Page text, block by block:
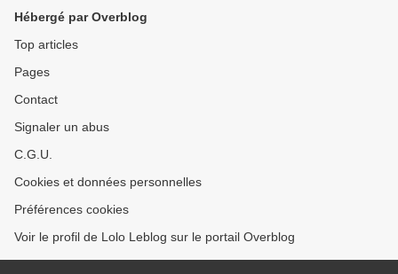
Hébergé par Overblog
Top articles
Pages
Contact
Signaler un abus
C.G.U.
Cookies et données personnelles
Préférences cookies
Voir le profil de Lolo Leblog sur le portail Overblog